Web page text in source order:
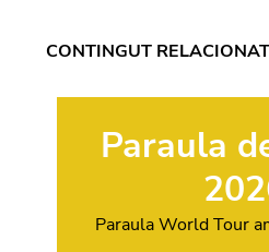
CONTINGUT RELACIONAT
Paraula
Paraula World Tour